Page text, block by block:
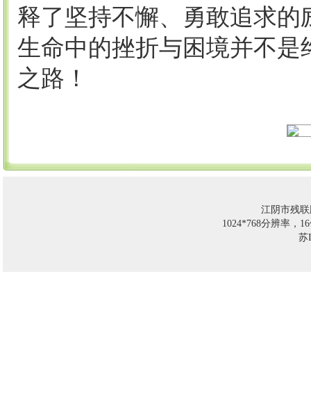
释了坚持不懈、勇敢追求
生命中的挫折与困境并不
之路！
江阴市残
1024*768分辨率，
苏